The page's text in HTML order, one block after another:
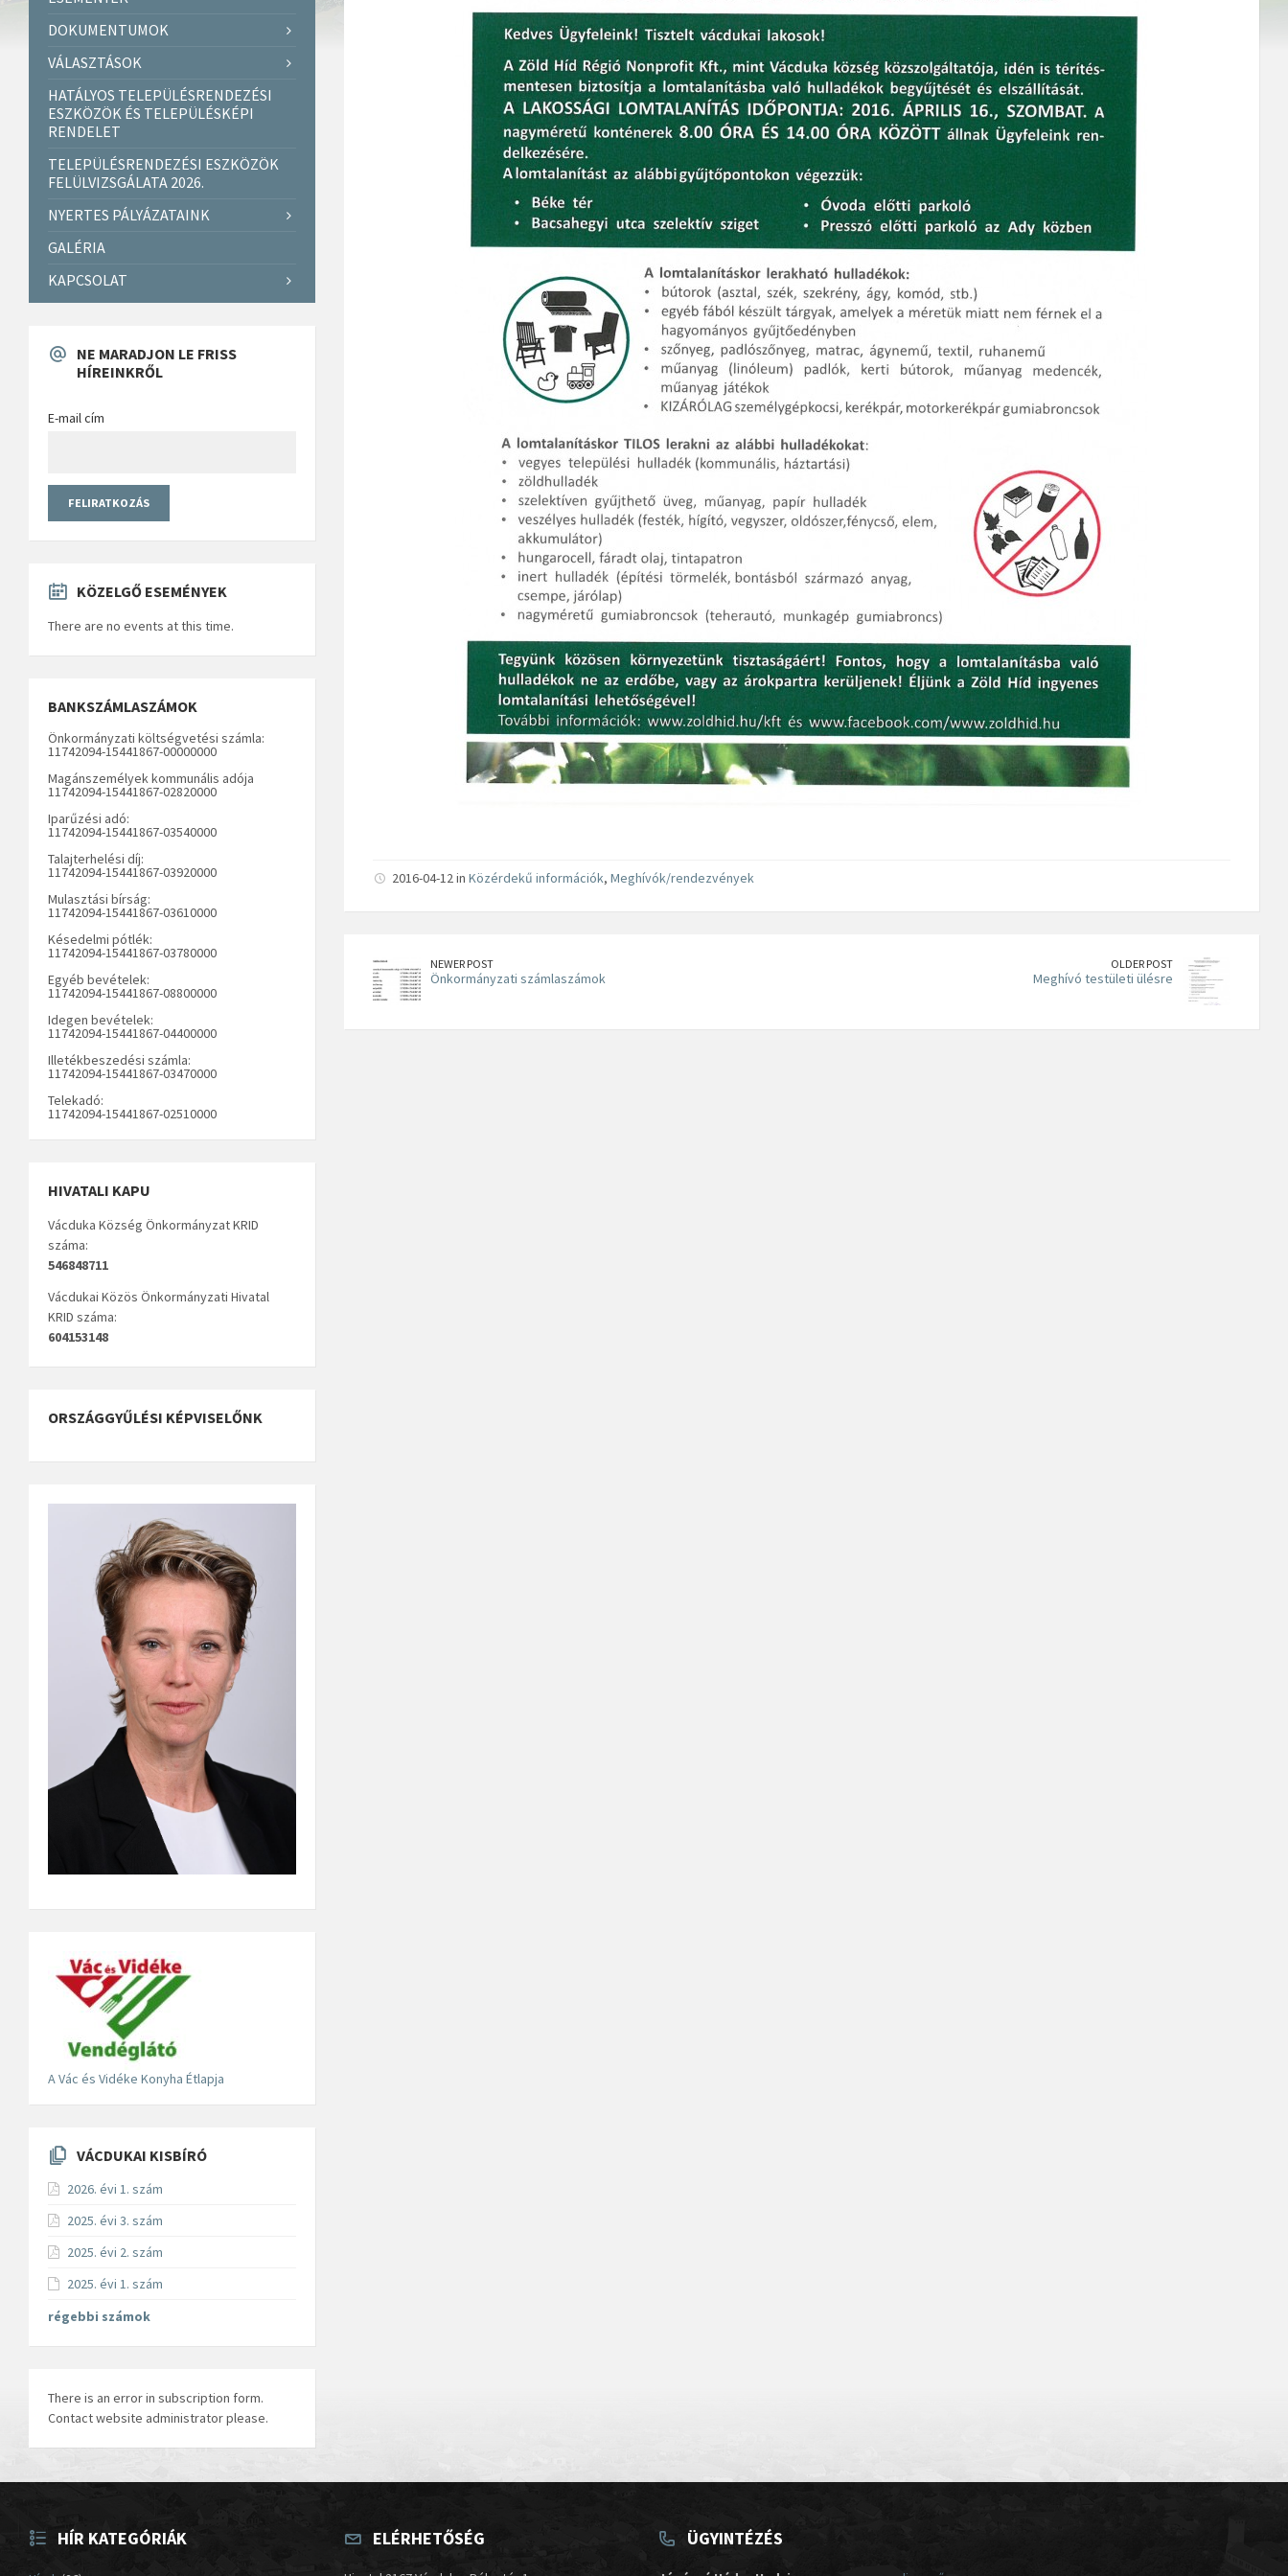
2016-04-12 in Közérdekű információk, Meghívók/rendezvények
NEWER POST
Önkormányzati számlaszámok
OLDER POST
Meghívó testületi ülésre
DOKUMENTUMOK
VÁLASZTÁSOK
HATÁLYOS TELEPÜLÉSRENDEZÉSI
ESZKÖZÖK ÉS TELEPÜLÉSKÉPI
RENDELET
TELEPÜLÉSRENDEZÉSI ESZKÖZÖK
FELÜLVIZSGÁLATA 2026.
NYERTES PÁLYÁZATAINK
GALÉRIA
KAPCSOLAT
NE MARADJON LE FRISS
HÍREINKRŐL
E-mail cím
KÖZELGŐ ESEMÉNYEK
There are no events at this time.
BANKSZÁMLASZÁMOK
Önkormányzati költségvetési számla:
11742094-15441867-00000000
Magánszemélyek kommunális adója
11742094-15441867-02820000
Iparűzési adó:
11742094-15441867-03540000
Talajterhelési díj:
11742094-15441867-03920000
Mulasztási bírság:
11742094-15441867-03610000
Késedelmi pótlék:
11742094-15441867-03780000
Egyéb bevételek:
11742094-15441867-08800000
Idegen bevételek:
11742094-15441867-04400000
Illetékbeszedési számla:
11742094-15441867-03470000
Telekadó:
11742094-15441867-02510000
HIVATALI KAPU
Vácduka Község Önkormányzat KRID
száma:
546848711
Vácdukai Közös Önkormányzati Hivatal
KRID száma:
604153148
ORSZÁGGYŰLÉSI KÉPVISELŐNK
A Vác és Vidéke Konyha Étlapja
VÁCDUKAI KISBÍRÓ
2026. évi 1. szám
2025. évi 3. szám
2025. évi 2. szám
2025. évi 1. szám
régebbi számok
There is an error in subscription form.
Contact website administrator please.
HÍR KATEGÓRIÁK ELÉRHETŐSÉG ÜGYINTÉZÉS